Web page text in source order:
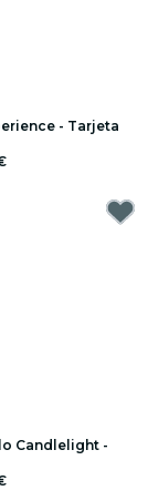
- Tarjeta
Candlelight -